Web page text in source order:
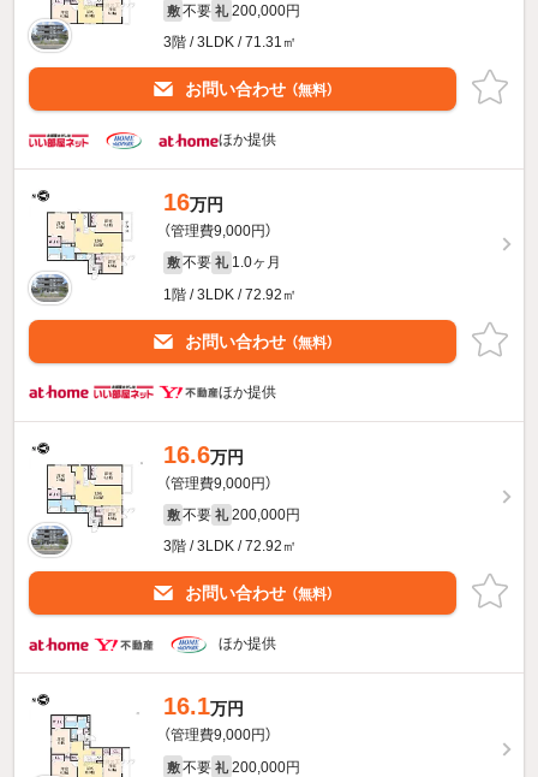
敷 不要 礼 200,000円
3階 / 3LDK / 71.31㎡
お問い合わせ （無料）
ほか提供
16万円
（管理費9,000円）
敷 不要 礼 1.0ヶ月
1階 / 3LDK / 72.92㎡
お問い合わせ （無料）
ほか提供
16.6万円
（管理費9,000円）
敷 不要 礼 200,000円
3階 / 3LDK / 72.92㎡
お問い合わせ （無料）
ほか提供
16.1万円
（管理費9,000円）
敷 不要 礼 200,000円